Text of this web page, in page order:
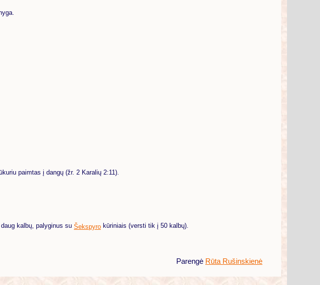
paimtas į dangų (žr. 2 Karalių 2:11).
kalbų, palyginus su Šekspyro kūriniais (versti tik į 50 kalbų).
Parengė Rūta Rušinskienė